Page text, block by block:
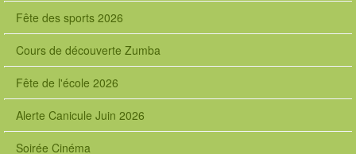
Fête des sports 2026
Cours de découverte Zumba
Fête de l'école 2026
Alerte Canicule Juin 2026
Soirée Cinéma